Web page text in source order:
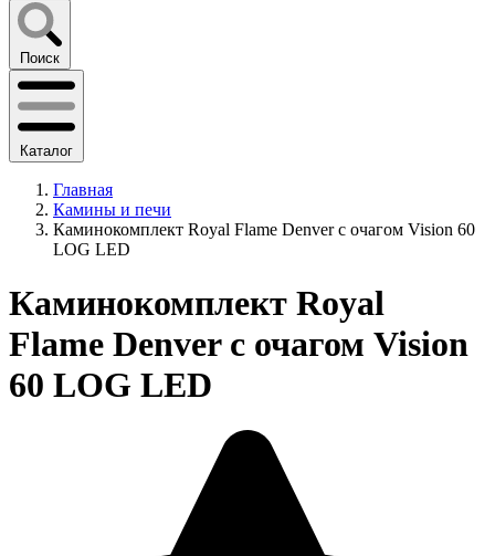
Поиск
Каталог
Главная
Камины и печи
Каминокомплект Royal Flame Denver с очагом Vision 60
LOG LED
Каминокомплект Royal
Flame Denver с очагом Vision
60 LOG LED